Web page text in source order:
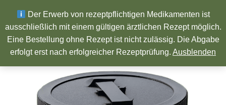
Wir wünschen ein Frohes neues Jahr!
Der Erwerb von rezeptpflichtigen Medikamenten ist
ausschließlich mit einem gültigen ärztlichen Rezept möglich.
Eine Bestellung ohne Rezept ist nicht zulässig. Die Abgabe
erfolgt erst nach erfolgreicher Rezeptprüfung. Ausblenden